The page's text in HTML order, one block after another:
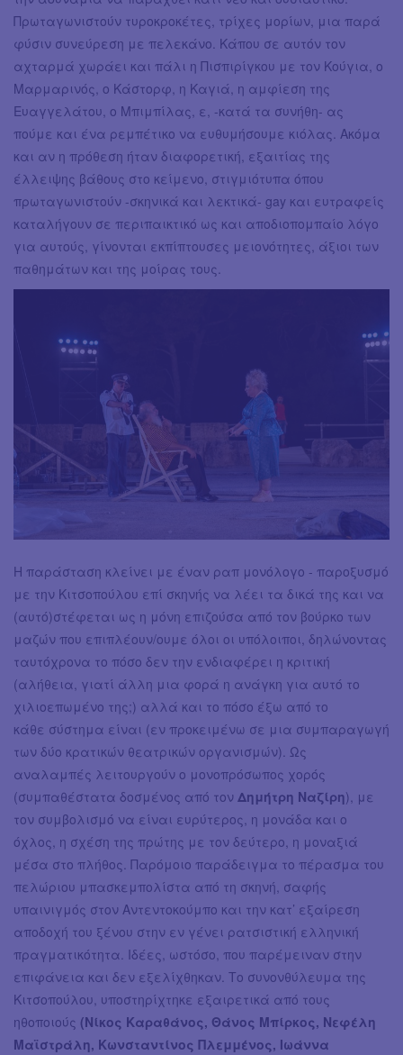
Πρωταγωνιστούν τυροκροκέτες, τρίχες μορίων, μια παρά
φύσιν συνεύρεση με πελεκάνο. Κάπου σε αυτόν τον
αχταρμά χωράει και πάλι η Πισπιρίγκου με τον Κούγια, ο
Μαρμαρινός, ο Κάστορφ, η Καγιά, η αμφίεση της
Ευαγγελάτου, ο Μπιμπίλας, ε, -κατά τα συνήθη- ας
πούμε και ένα ρεμπέτικο να ευθυμήσουμε κιόλας. Ακόμα
και αν η πρόθεση ήταν διαφορετική, εξαιτίας της
έλλειψης βάθους στο κείμενο, στιγμιότυπα όπου
πρωταγωνιστούν -σκηνικά και λεκτικά- gay και ευτραφείς
καταλήγουν σε περιπαικτικό ως και αποδιοπομπαίο λόγο
για αυτούς, γίνονται εκπίπτουσες μειονότητες, άξιοι των
παθημάτων και της μοίρας τους.
Η παράσταση κλείνει με έναν ραπ μονόλογο - παροξυσμό
με την Κιτσοπούλου επί σκηνής να λέει τα δικά της και να
(αυτό)στέφεται ως η μόνη επιζούσα από τον βούρκο των
μαζών που επιπλέουν/ουμε όλοι οι υπόλοιποι, δηλώνοντας
ταυτόχρονα το πόσο δεν την ενδιαφέρει η κριτική
(αλήθεια, γιατί άλλη μια φορά η ανάγκη για αυτό το
χιλιοεπωμένο της;) αλλά και το πόσο έξω από το
κάθε σύστημα είναι (εν προκειμένω σε μια συμπαραγωγή
των δύο κρατικών θεατρικών οργανισμών). Ως
αναλαμπές λειτουργούν ο μονοπρόσωπος χορός
(συμπαθέστατα δοσμένος από τον Δημήτρη Ναζίρη), με
τον συμβολισμό να είναι ευρύτερος, η μονάδα και ο
όχλος, η σχέση της πρώτης με τον δεύτερο, η μοναξιά
μέσα στο πλήθος. Παρόμοιο παράδειγμα το πέρασμα του
πελώριου μπασκεμπολίστα από τη σκηνή, σαφής
υπαινιγμός στον Αντεντοκούμπο και την κατ’ εξαίρεση
αποδοχή του ξένου στην εν γένει ρατσιστική ελληνική
πραγματικότητα. Ιδέες, ωστόσο, που παρέμειναν στην
επιφάνεια και δεν εξελίχθηκαν. Το συνονθύλευμα της
Κιτσοπούλου, υποστηρίχτηκε εξαιρετικά από τους
ηθοποιούς (Νίκος Καραθάνος, Θάνος Μπίρκος, Νεφέλη
Μαϊστράλη, Κωνσταντίνος Πλεμμένος, Ιωάννα